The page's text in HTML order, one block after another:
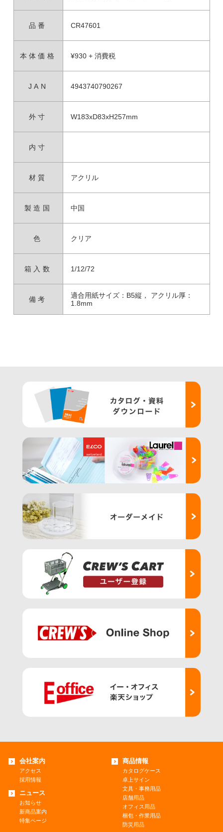
品番 CR47601
本体価格 ¥930 + 消費税
JAN 4943740790267
外寸 W183xD83xH257mm
内寸
材質 アクリル
製造国 中国
色 クリア
箱入数 1/12/72
備考
適合用紙サイズ：B5縦， アクリル厚：
1.8mm
会社案内
アクセス
採用情報
ニュース
お知らせ
新商品案内
特集ページ
商品情報
カタログケース
卓上サイン
文具・事務用品
店舗用品
オフィス用品
梱包・作業用品
防災用品